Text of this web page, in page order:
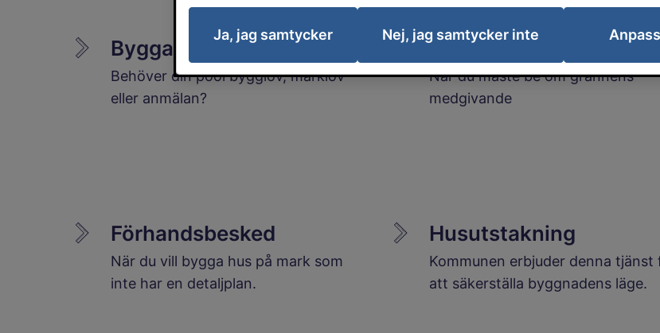
Bygga badpool
Behöver din pool bygglov, marklov
eller anmälan?
Bygga nära granne
När du måste be om grannens
medgivande
Förhandsbesked
När du vill bygga hus på mark som
inte har en detaljplan.
Husutstakning
Kommunen erbjuder denna tjänst
att säkerställa byggnadens läge.
Ja, jag samtycker Nej, jag samtycker inte